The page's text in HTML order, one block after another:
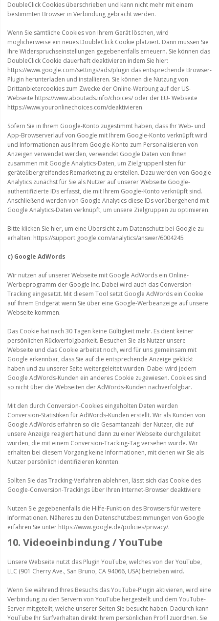
DoubleClick Cookies überschrieben und kann nicht mehr mit einem
bestimmten Browser in Verbindung gebracht werden.
Wenn Sie sämtliche Cookies von Ihrem Gerät löschen, wird
möglicherweise ein neues DoubleClick Cookie platziert. Dann müssen Sie
Ihre Widerspruchseinstellungen gegebenenfalls erneuern. Sie können das
DoubleClick Cookie dauerhaft deaktivieren indem Sie hier:
https://www.google.com/settings/ads/plugin das entsprechende Browser-
Plugin herunterladen und installieren. Sie können die Nutzung von
Drittanbietercookies zum Zwecke der Online-Werbung auf der US-
Webseite https://www.aboutads.info/choices/ oder der EU- Webseite
https://www.youronlinechoices.com/deaktivieren.
Sofern Sie in Ihrem Google-Konto zugestimmt haben, dass Ihr Web- und
App-Browserverlauf von Google mit Ihrem Google-Konto verknüpft wird
und Informationen aus Ihrem Google-Konto zum Personalisieren von
Anzeigen verwendet werden, verwendet Google Daten von Ihnen
zusammen mit Google Analytics-Daten, um Zielgruppenlisten für
geräteübergreifendes Remarketing zu erstellen. Dazu werden von Google
Analytics zunächst für Sie als Nutzer auf unserer Webseite Google-
authentifizierte IDs erfasst, die mit Ihrem Google-Konto verknüpft sind.
Anschließend werden von Google Analytics diese IDs vorübergehend mit
Google Analytics-Daten verknüpft, um unsere Zielgruppen zu optimieren.
Bitte klicken Sie hier, um eine Übersicht zum Datenschutz bei Google zu
erhalten: https://support.google.com/analytics/answer/6004245
c) Google AdWords
Wir nutzen auf unserer Webseite mit Google AdWords ein Online-
Werbeprogramm der Google Inc. Dabei wird auch das Conversion-
Tracking eingesetzt. Mit diesem Tool setzt Google AdWords ein Cookie
auf Ihrem Endgerät wenn Sie über eine Google-Werbeanzeige auf unsere
Webseite kommen.
Das Cookie hat nach 30 Tagen keine Gültigkeit mehr. Es dient keiner
persönlichen Rückverfolgbarkeit. Besuchen Sie als Nutzer unsere
Webseite und das Cookie arbeitet noch, wird für uns gemeinsam mit
Google erkennbar, dass Sie auf die entsprechende Anzeige geklickt
haben und zu unserer Seite weitergeleitet wurden. Dabei wird jedem
Google AdWords-Kunden ein anderes Cookie zugewiesen. Cookies sind
so nicht über die Webseiten der AdWords-Kunden nachverfolgbar.
Mit den durch Conversion-Cookies eingeholten Daten werden
Conversion-Statistiken für AdWords-Kunden erstellt. Wir als Kunden von
Google AdWords erfahren so die Gesamtanzahl der Nutzer, die auf
unsere Anzeige reagiert hat und dann zu einer Webseite durchgeleitet
wurden, die mit einem Conversion-Tracking-Tag versehen wurde. Wir
erhalten bei diesem Vorgang keine Informationen, mit denen wir Sie als
Nutzer persönlich identifizieren könnten.
Sollten Sie das Tracking-Verfahren ablehnen, lässt sich das Cookie des
Google-Conversion-Trackings über Ihren Internet-Browser deaktiviere
Nutzen Sie gegebenenfalls die Hilfe-Funktion des Browsers für weitere
Informationen. Näheres zu den Datenschutzbestimmungen von Google
erfahren Sie unter https://www.google.de/policies/privacy/.
10. Videoeinbindung / YouTube
Unsere Webseite nutzt das Plugin YouTube, welches von der YouTube,
LLC (901 Cherry Ave., San Bruno, CA 94066, USA) betrieben wird.
Wenn Sie während Ihres Besuchs das YouTube-Plugin aktivieren, wird eine
Verbindung zu den Servern von YouTube hergestellt und dem YouTube-
Server mitgeteilt, welche unserer Seiten Sie besucht haben. Dadurch kann
YouTube Ihr Surfverhalten direkt Ihrem persönlichen Profil zuordnen. Sie